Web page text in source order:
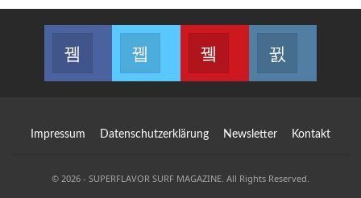
Facebook
Join us on FacebookJoin us on Twitter
Youtube
Join us on Youtube
Impressum Datenschutzerklärung Newsletter Kontakt
© 2026 - SUPERFLAVOR SURF MAGAZINE. All Rights Reserved.